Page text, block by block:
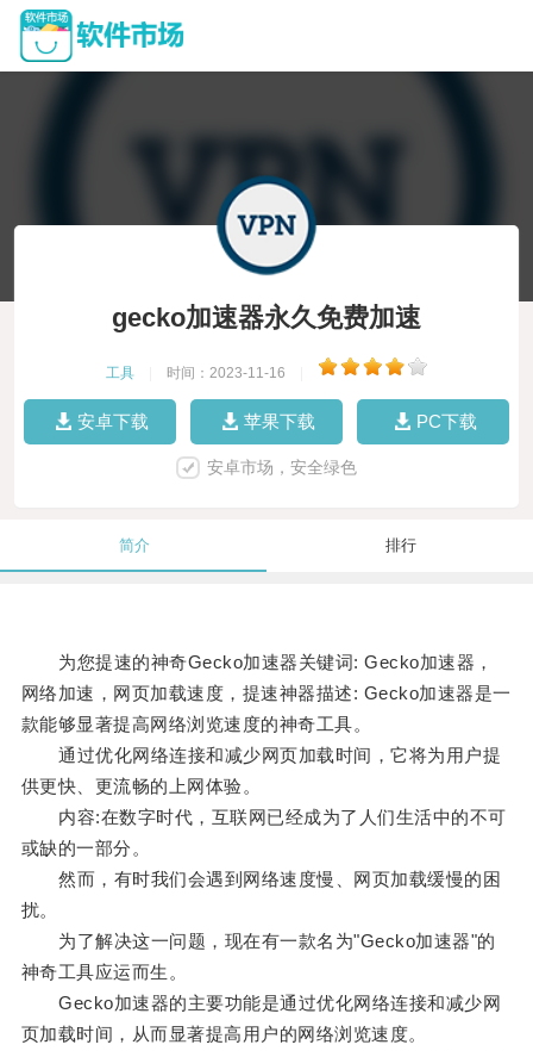
gecko加速器永久免费加速
工具 时间：2023-11-16
安卓下载 苹果下载 PC下载
安卓市场，安全绿色
简介 排行
为您提速的神奇Gecko加速器关键词: Gecko加速器，
网络加速，网页加载速度，提速神器描述: Gecko加速器是一
款能够显著提高网络浏览速度的神奇工具。
通过优化网络连接和减少网页加载时间，它将为用户提
供更快、更流畅的上网体验。
内容:在数字时代，互联网已经成为了人们生活中的不可
或缺的一部分。
然而，有时我们会遇到网络速度慢、网页加载缓慢的困
扰。
为了解决这一问题，现在有一款名为"Gecko加速器"的
神奇工具应运而生。
Gecko加速器的主要功能是通过优化网络连接和减少网
页加载时间，从而显著提高用户的网络浏览速度。